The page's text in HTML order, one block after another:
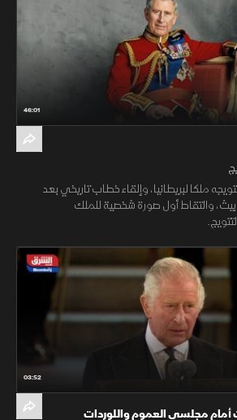
46:01
ملكا لبريطانيا، وإلقاء خطاب تاريخي بعد
والتقاط أول صورة شخصية للملك
03:52
أمام مجلسي العموم واللوردات